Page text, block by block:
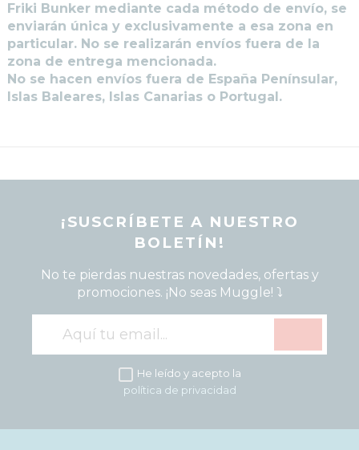
Friki Bunker mediante cada método de envío, se
enviarán única y exclusivamente a esa zona en
particular. No se realizarán envíos fuera de la
zona de entrega mencionada.
No se hacen envíos fuera de España Penínsular,
Islas Baleares, Islas Canarias o Portugal.
¡SUSCRÍBETE A NUESTRO
BOLETÍN!
No te pierdas nuestras novedades, ofertas y
promociones. ¡No seas Muggle! ⤵️
He leído y acepto la
política de privacidad